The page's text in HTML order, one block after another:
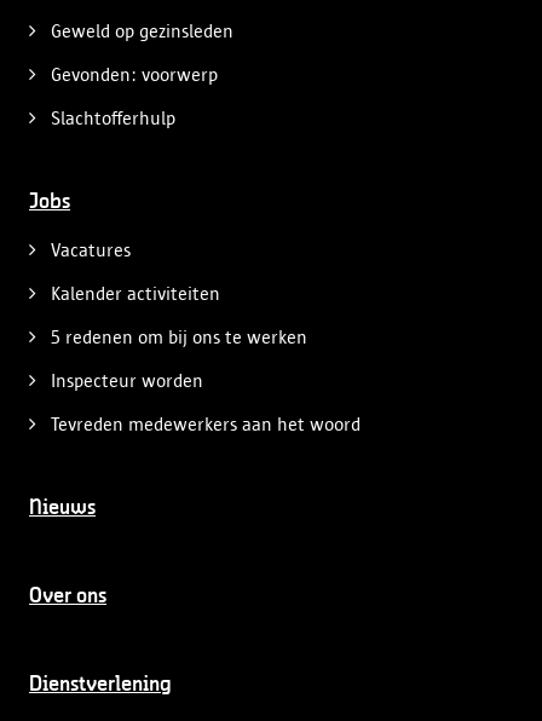
Geweld op gezinsleden
Gevonden: voorwerp
Slachtofferhulp
Jobs
Vacatures
Kalender activiteiten
5 redenen om bij ons te werken
Inspecteur worden
Tevreden medewerkers aan het woord
Nieuws
Over ons
Dienstverlening